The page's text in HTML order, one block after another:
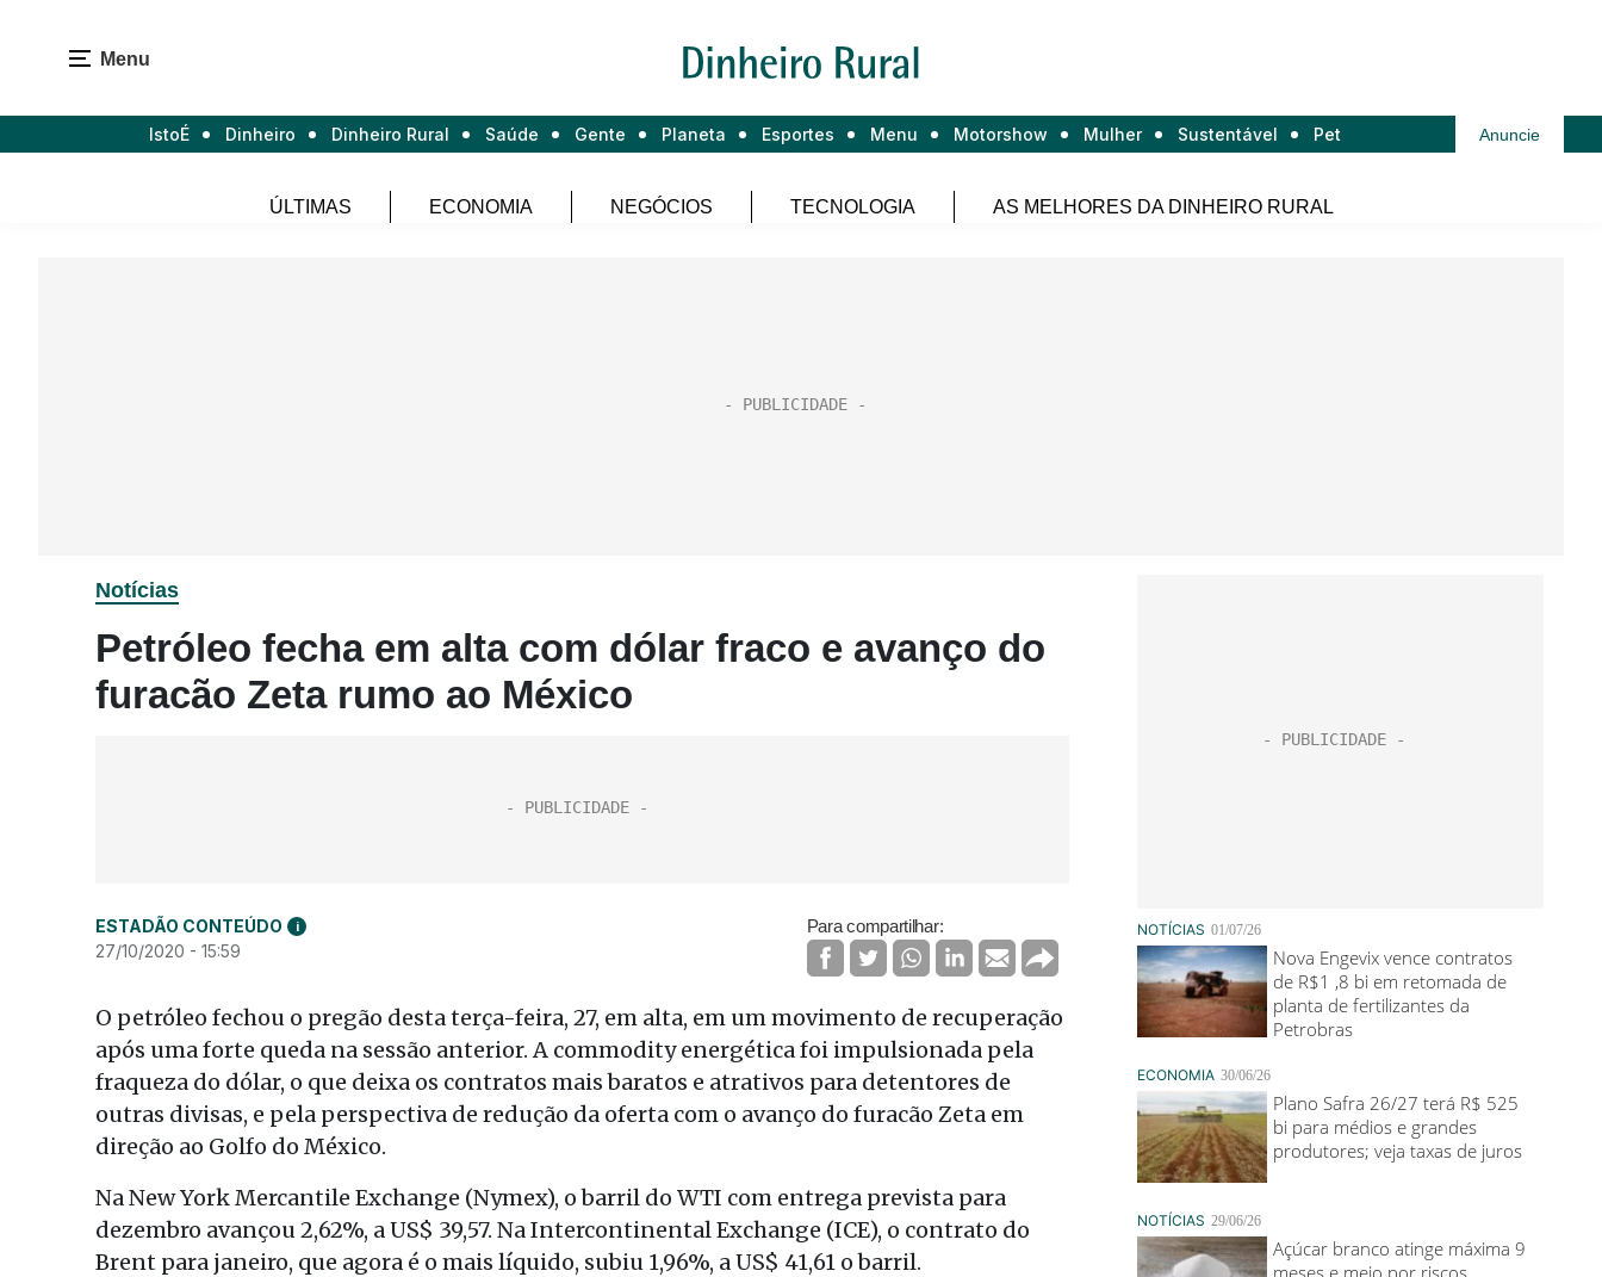
Menu
IstoÉ Dinheiro Dinheiro Rural Saúde Gente Planeta Esportes Menu Motorshow Mulher Sustentável Pet Anuncie
ÚLTIMAS ECONOMIA NEGÓCIOS TECNOLOGIA AS MELHORES DA DINHEIRO RURAL
Notícias
Petróleo fecha em alta com dólar fraco e avanço do
furacão Zeta rumo ao México
ESTADÃO CONTEÚDO i
27/10/2020 - 15:59
Para compartilhar:
O petróleo fechou o pregão desta terça-feira, 27, em alta, em um movimento de recuperação
após uma forte queda na sessão anterior. A commodity energética foi impulsionada pela
fraqueza do dólar, o que deixa os contratos mais baratos e atrativos para detentores de
outras divisas, e pela perspectiva de redução da oferta com o avanço do furacão Zeta em
direção ao Golfo do México.
Na New York Mercantile Exchange (Nymex), o barril do WTI com entrega prevista para
dezembro avançou 2,62%, a US$ 39,57. Na Intercontinental Exchange (ICE), o contrato do
Brent para janeiro, que agora é o mais líquido, subiu 1,96%, a US$ 41,61 o barril.